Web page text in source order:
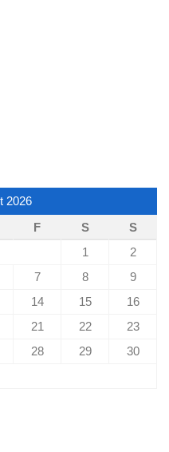
2026
F S
S
1
2
7 8
9
14 15
16
21 22
23
28 29
30